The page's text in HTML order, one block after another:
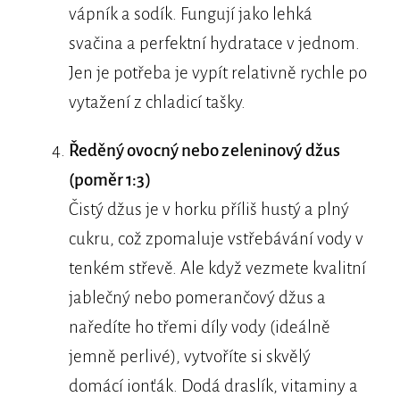
vápník a sodík. Fungují jako lehká
svačina a perfektní hydratace v jednom.
Jen je potřeba je vypít relativně rychle po
vytažení z chladicí tašky.
Ředěný ovocný nebo zeleninový džus
(poměr 1:3)
Čistý džus je v horku příliš hustý a plný
cukru, což zpomaluje vstřebávání vody v
tenkém střevě. Ale když vezmete kvalitní
jablečný nebo pomerančový džus a
naředíte ho třemi díly vody (ideálně
jemně perlivé), vytvoříte si skvělý
domácí ionťák. Dodá draslík, vitaminy a